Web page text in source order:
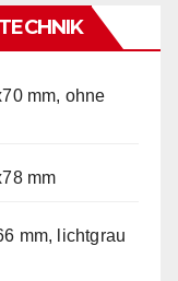
mm, ohne
mm
mm, lichtgrau